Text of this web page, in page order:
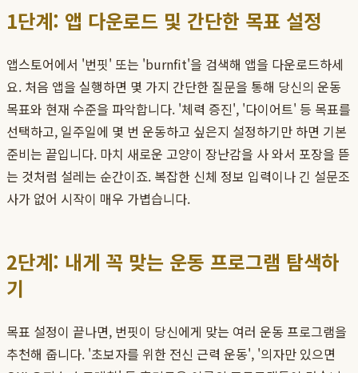
1단계: 앱 다운로드 및 간단한 목표 설정
앱스토어에서 '번핏' 또는 'burnfit'을 검색해 앱을 다운로드하세
요. 처음 앱을 실행하면 몇 가지 간단한 질문을 통해 당신의 운동
목표와 현재 수준을 파악합니다. '체력 증진', '다이어트' 등 목표를
선택하고, 일주일에 몇 번 운동하고 싶은지 설정하기만 하면 기본
준비는 끝입니다. 마치 새로운 고양이 장난감을 사 와서 포장을 뜯
는 것처럼 설레는 순간이죠. 복잡한 신체 정보 입력이나 긴 설문조
사가 없어 시작이 매우 가볍습니다.
2단계: 내게 꼭 맞는 운동 프로그램 탐색하
기
목표 설정이 끝나면, 번핏이 당신에게 맞는 여러 운동 프로그램을
추천해 줍니다. '초보자를 위한 전신 근력 운동', '의자만 있으면